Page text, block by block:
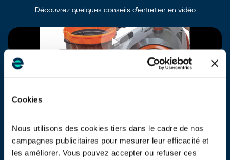
Cookies
Nous utilisons des cookies tiers dans le cadre de nos
campagnes publicitaires pour mesurer leur efficacité et
les améliorer. Vous pouvez accepter ou refuser ces
Découvrez quelques conseils d’entretien en vidéo
Aspirateur